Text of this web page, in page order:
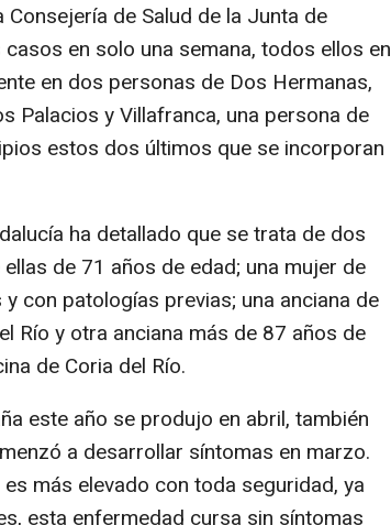
de Salud de la Junta de
en solo una semana, todos ellos en
en dos personas de Dos Hermanas,
Palacios y Villafranca, una persona de
estos dos últimos que se incorporan
ha detallado que se trata de dos
de 71 años de edad; una mujer de
con patologías previas; una anciana de
Río y otra anciana más de 87 años de
de Coria del Río.
este año se produjo en abril, también
a desarrollar síntomas en marzo.
más elevado con toda seguridad, ya
esta enfermedad cursa sin síntomas